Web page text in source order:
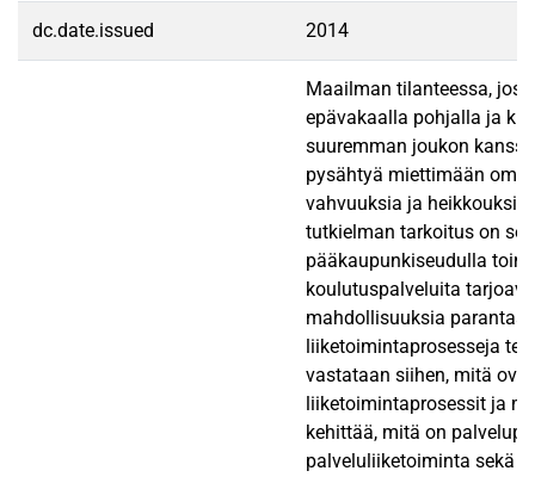
dc.date.issued 2014
Maailman tilanteessa,
epävakaalla pohjalla ja
suuremman joukon
pysähtyä miettimään
vahvuuksia ja
tutkielman tarkoitus on
pääkaupunkiseudulla
koulutuspalveluita
mahdollisuuksia parantaa
liiketoimintaprosesseja
vastataan siihen, mitä ovat
liiketoimintaprosessit ja
kehittää, mitä on
palveluliiketoiminta sekä